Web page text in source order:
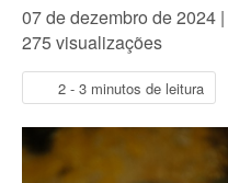
07 de dezembro de 2024 |
275 visualizações
2 - 3 minutos de leitura